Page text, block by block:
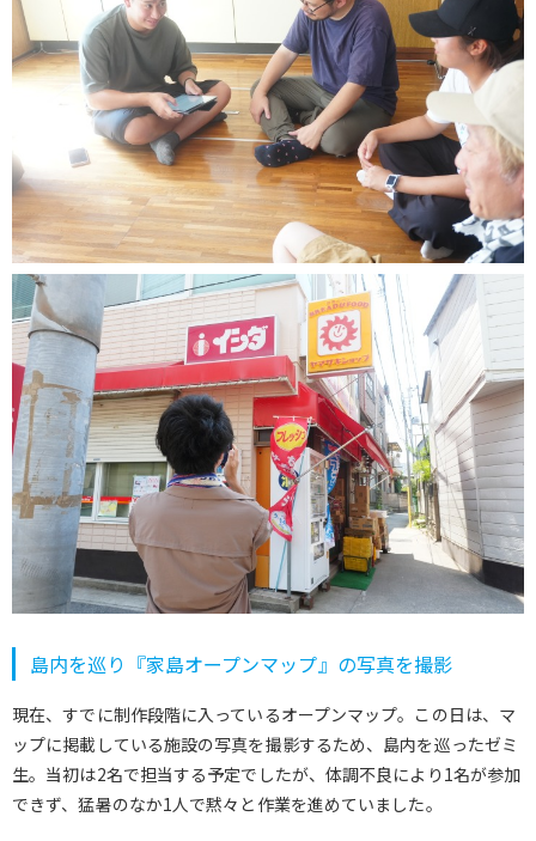
島内を巡り『家島オープンマップ』の写真を撮影
現在、すでに制作段階に入っているオープンマップ。この日は、マ
ップに掲載している施設の写真を撮影するため、島内を巡ったゼミ
生。当初は2名で担当する予定でしたが、体調不良により1名が参加
できず、猛暑のなか1人で黙々と作業を進めていました。